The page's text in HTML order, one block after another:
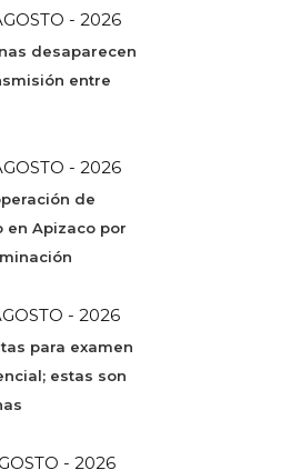
- 2026
desaparecen
entre
- 2026
de
en Apizaco por
- 2026
para examen
estas son
- 2026